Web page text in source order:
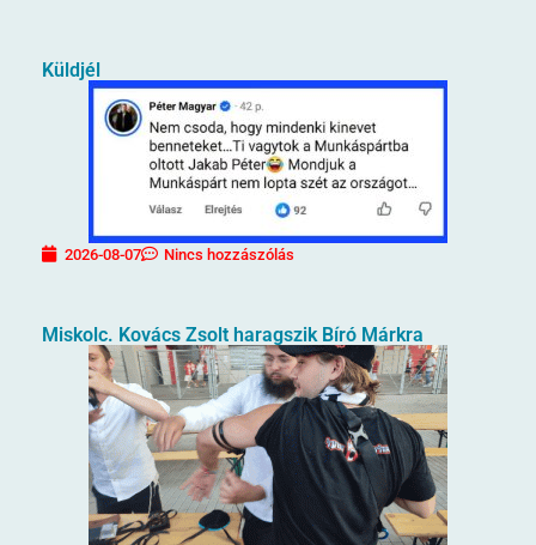
Küldjél
2026-08-07 Nincs hozzászólás
Miskolc. Kovács Zsolt haragszik Bíró Márkra